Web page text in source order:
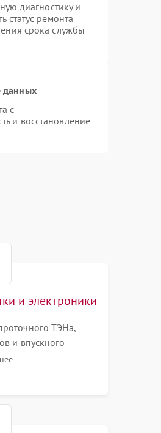
диагностику и
статус ремонта
срока службы
данных
с
и восстановление
и электроники
ТЭНа,
и впускного
(датчика